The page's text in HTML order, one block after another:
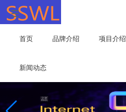
首页 品牌介绍 项目介绍
新闻动态